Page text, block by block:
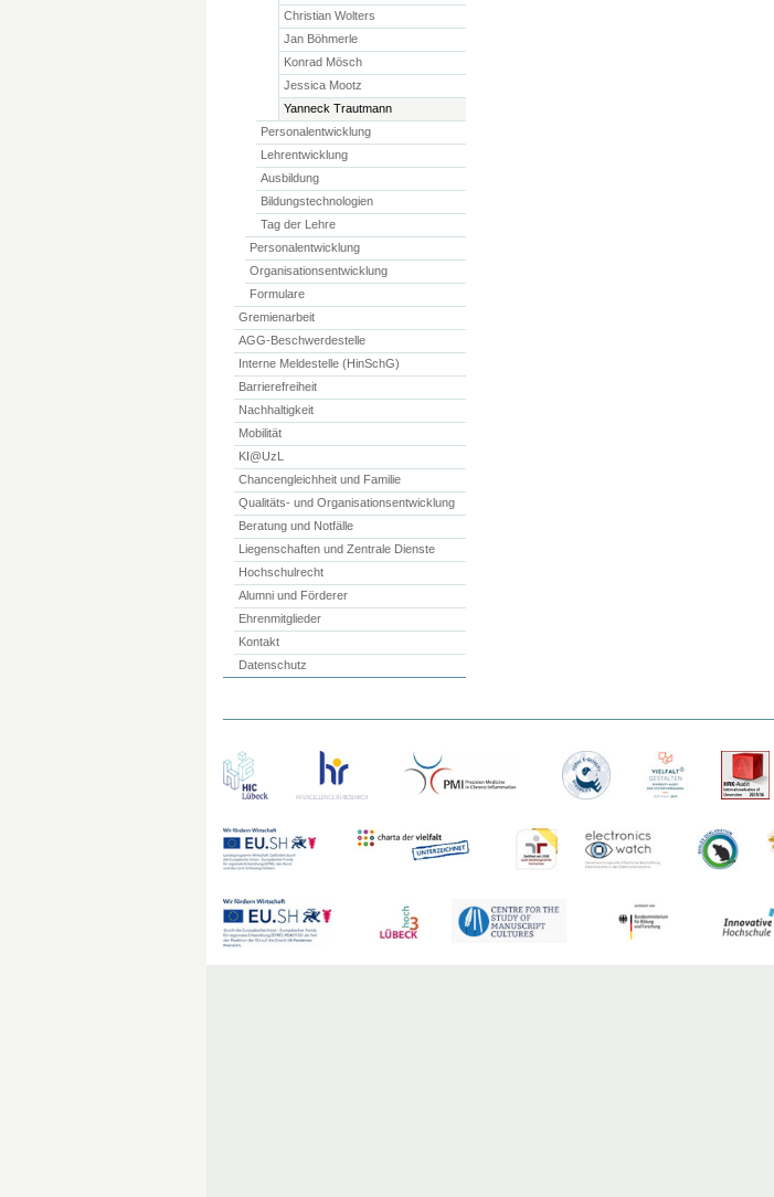
Christian Wolters
Jan Böhmerle
Konrad Mösch
Jessica Mootz
Yanneck Trautmann
Personalentwicklung
Lehrentwicklung
Ausbildung
Bildungstechnologien
Tag der Lehre
Personalentwicklung
Organisationsentwicklung
Formulare
Gremienarbeit
AGG-Beschwerdestelle
Interne Meldestelle (HinSchG)
Barrierefreiheit
Nachhaltigkeit
Mobilität
KI@UzL
Chancengleichheit und Familie
Qualitäts- und Organisationsentwicklung
Beratung und Notfälle
Liegenschaften und Zentrale Dienste
Hochschulrecht
Alumni und Förderer
Ehrenmitglieder
Kontakt
Datenschutz